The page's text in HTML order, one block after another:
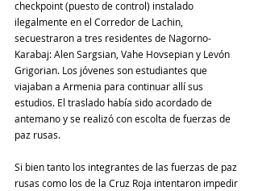
checkpoint (puesto de control) instalado
ilegalmente en el Corredor de Lachin,
secuestraron a tres residentes de Nagorno-
Karabaj: Alen Sargsian, Vahe Hovsepian y Levón
Grigorian. Los jóvenes son estudiantes que
viajaban a Armenia para continuar allí sus
estudios. El traslado había sido acordado de
antemano y se realizó con escolta de fuerzas de
paz rusas.
Si bien tanto los integrantes de las fuerzas de paz
rusas como los de la Cruz Roja intentaron impedir